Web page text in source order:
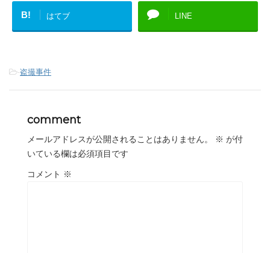
B! はてブ LINE
-盗撮事件
comment
メールアドレスが公開されることはありません。 ※ が付
いている欄は必須項目です
コメント ※